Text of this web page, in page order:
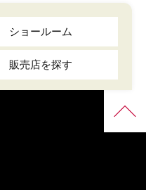
ショールーム
販売店を探す